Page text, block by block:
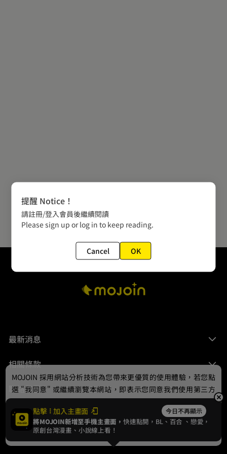
最新消息
相關條款
聯絡我們
© 2024 gamania Digital Entertainment Co., Ltd.
點擊 加入主畫面 今日不再顯示
將MOJOIN新增至手機主畫面，快速點開，BL、 百合 、戀愛，
原創台灣漫畫、小說線上看！
MOJOIN 採用網站分析技術為您帶來更優質的使用體驗，若您點
選 "我同意" 或繼續瀏覽本網站，即表示您同意我們使用第三方
Cookie，欲瞭解更多資訊請見隱私權政策。
我同意
提醒 Notice！
請註冊/登入會員後繼續閱讀
Please sign up or log in to keep reading.
Cancel OK